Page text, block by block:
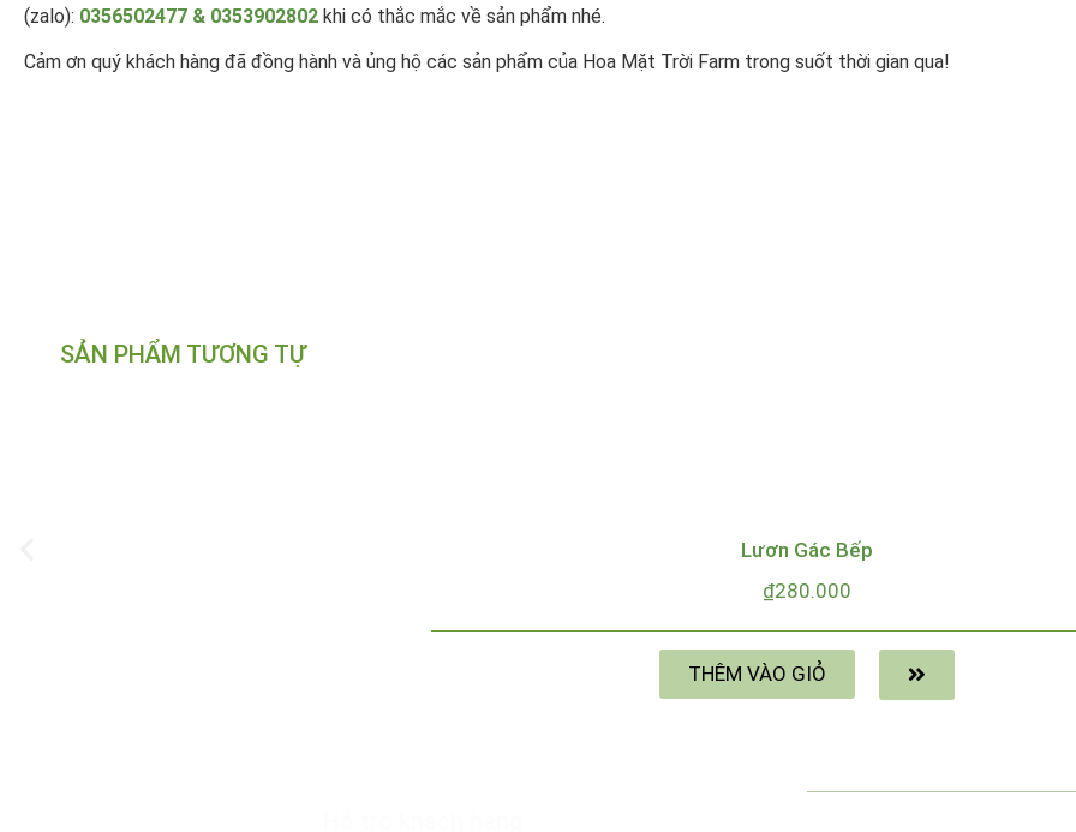
(zalo): 0356502477 & 0353902802 khi có thắc mắc về sản phẩm nhé.
Cảm ơn quý khách hàng đã đồng hành và ủng hộ các sản phẩm của Hoa Mặt Trời Farm trong suốt thời gian qua!
SẢN PHẨM TƯƠNG TỰ
Lươn Gác Bếp
₫280.000
THÊM VÀO GIỎ